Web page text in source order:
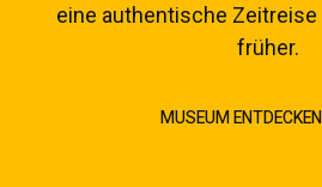
eine authentische Zeitreise
früher.
MUSEUM ENTDECKEN